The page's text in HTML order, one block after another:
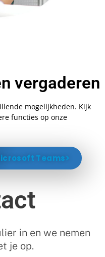
vergaderen
mogelijkheden. Kijk
functies op onze
Teams
in en we nemen
je op.